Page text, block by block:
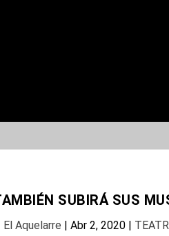
SUBIRÁ SUS
Aquelarre | Abr 2, 2020|